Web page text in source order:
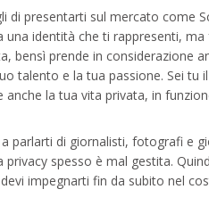
di presentarti sul mercato come
una identità che ti rappresenti,
bensì prende in considerazione
talento e la tua passione. Sei tu
anche la tua vita privata, in
parlarti di giornalisti, fotografi e
privacy spesso è mal gestita.
impegnarti fin da subito nel